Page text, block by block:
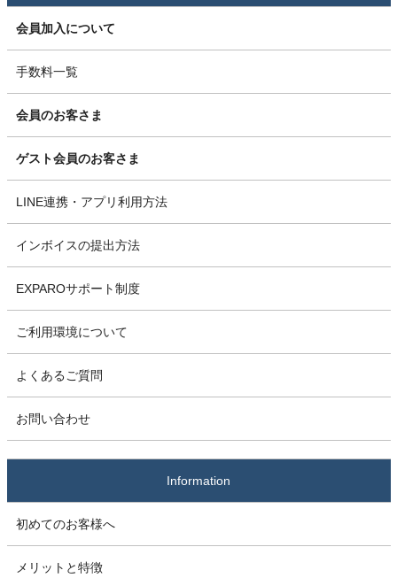
会員加入について
手数料一覧
会員のお客さま
ゲスト会員のお客さま
LINE連携・アプリ利用方法
インボイスの提出方法
EXPAROサポート制度
ご利用環境について
よくあるご質問
お問い合わせ
Information
初めてのお客様へ
メリットと特徴